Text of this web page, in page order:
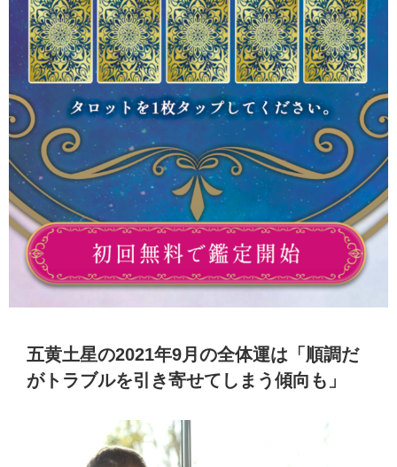
五黄土星の2021年9月の全体運は「順調だ
がトラブルを引き寄せてしまう傾向も」